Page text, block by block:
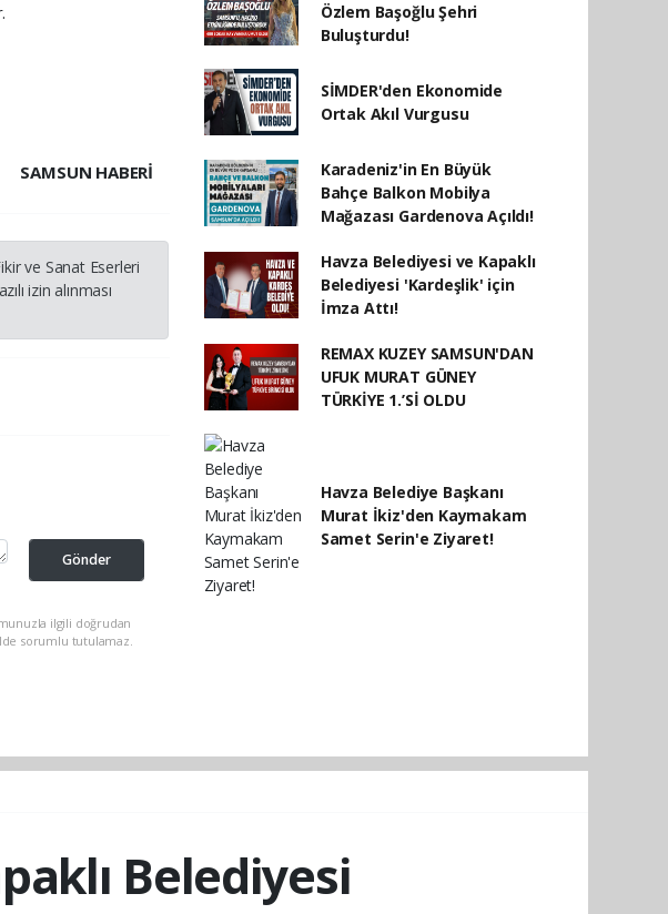
SAMSUN HABERİ
ve Sanat Eserleri
izin alınması
Gönder
ilgili doğrudan
sorumlu tutulamaz.
Özlem Başoğlu Şehri
Buluşturdu!
SİMDER'den Ekonomide
Ortak Akıl Vurgusu
Karadeniz'in En Büyük
Bahçe Balkon Mobilya
Mağazası Gardenova Açıldı!
Havza Belediyesi ve Kapaklı
Belediyesi 'Kardeşlik' için
İmza Attı!
REMAX KUZEY SAMSUN'DAN
UFUK MURAT GÜNEY
TÜRKİYE 1.’Sİ OLDU
Havza Belediye Başkanı
Murat İkiz'den Kaymakam
Samet Serin'e Ziyaret!
Belediyesi